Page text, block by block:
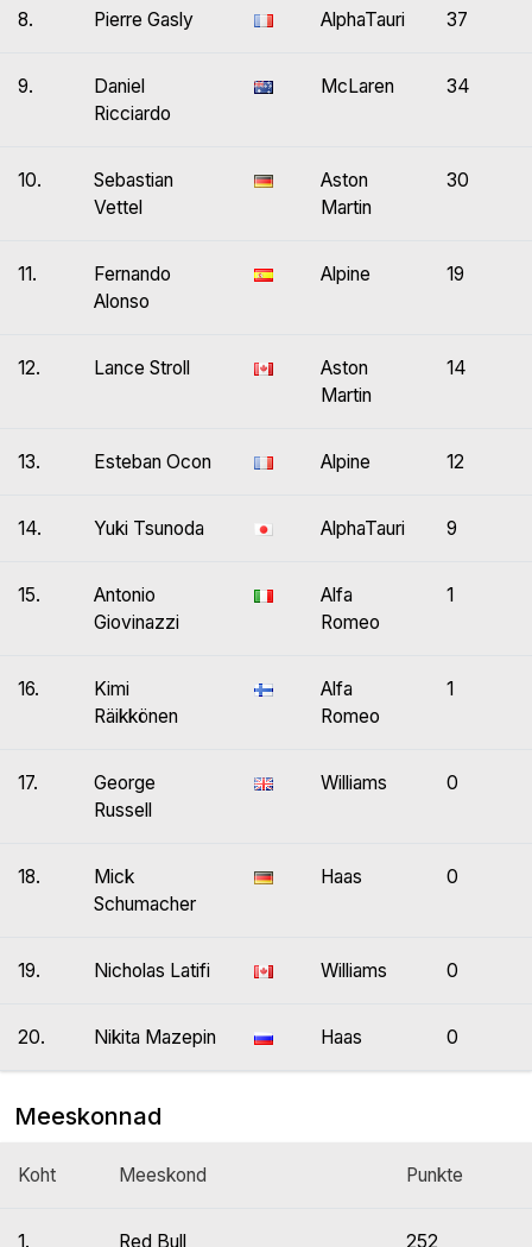
8. Pierre Gasly AlphaTauri 37
9.
Daniel
Ricciardo
McLaren 34
10.
Sebastian
Vettel
Aston
Martin
30
11.
Fernando
Alonso
Alpine 19
12. Lance Stroll
Aston
Martin
14
13. Esteban Ocon Alpine 12
14. Yuki Tsunoda AlphaTauri 9
15.
Antonio
Giovinazzi
Alfa
Romeo
1
16.
Kimi
Räikkönen
Alfa
Romeo
1
17.
George
Russell
Williams 0
18.
Mick
Schumacher
Haas 0
19. Nicholas Latifi Williams 0
20. Nikita Mazepin Haas 0
Meeskonnad
Koht Meeskond Punkte
1. Red Bull 252